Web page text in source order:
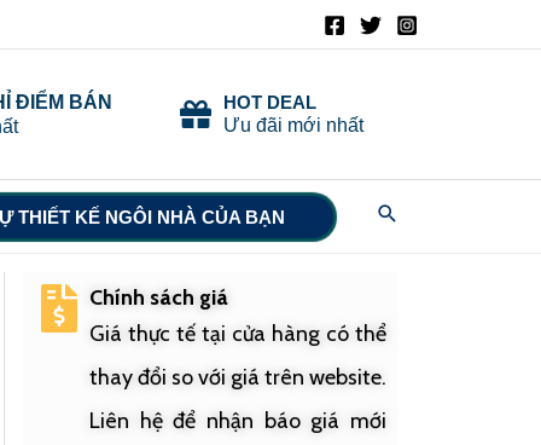
ĐIỂM BÁN
HOT DEAL
Ưu đãi mới nhất
THIẾT KẾ NGÔI NHÀ CỦA BẠN Search
Chính sách giá
Giá thực tế tại cửa hàng có thể
thay đổi so với giá trên website.
Liên hệ để nhận báo giá mới